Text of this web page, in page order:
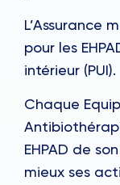
L’Assurance
pour les
intérieur (PUI).
Chaque
EHPAD de
mieux ses